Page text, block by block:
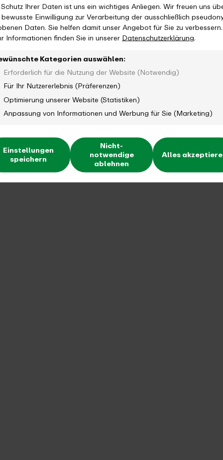
Ihrer Daten ist uns ein wichtiges Anliegen. Wir freuen uns
Einwilligung zur Verarbeitung der ausschließlich
Daten. Sie helfen damit unser Angebot für Sie zu verbessern.
Informationen finden Sie in unsererDatenschutzerklärung.
Kategorien auswählen:
Erforderlich für die Nutzung der Website (Notwendig)
Für Ihr Nutzererlebnis (Präferenzen)
Optimierung unserer Website (Statistiken)
Anpassung von Informationen und Werbung für Sie (Marketing)
Einstellungen
speichern
Nicht-
notwendige
ablehnen
Alles